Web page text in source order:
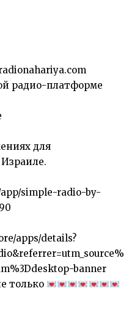
радио-платформе
для
simple-radio-by-
apps/details?
banner
только